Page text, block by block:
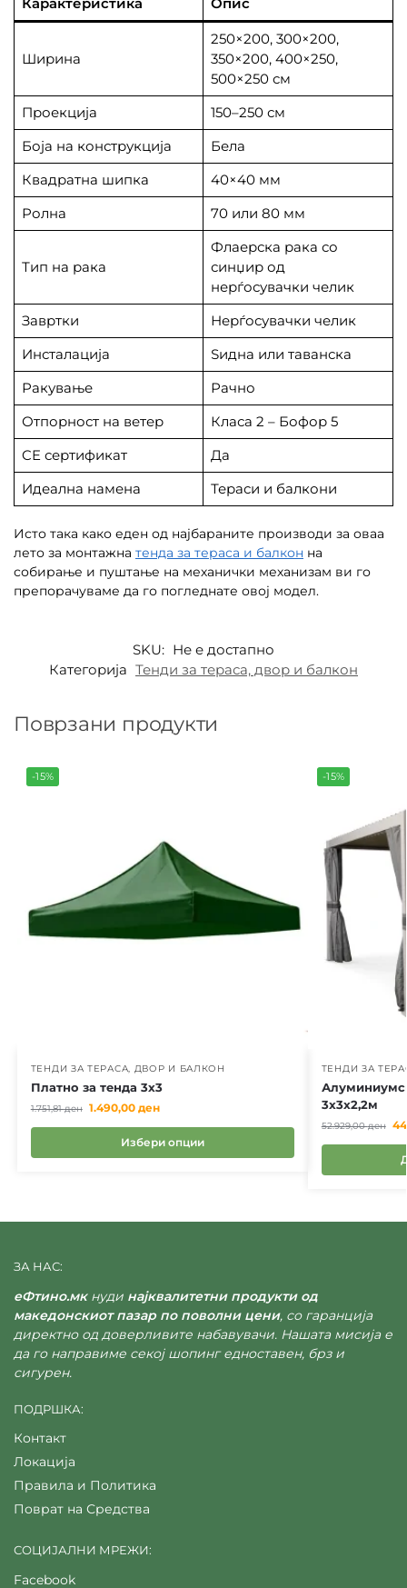
Ширина
250×200, 300×200,
350×200, 400×250,
500×250 см
Проекција
150–250 см
Боја на конструкција
Бела
Квадратна шипка
40×40 мм
Ролна
70 или 80 мм
Тип на рака
Флаерска рака со
синџир од
нерѓосувачки челик
Завртки
Нерѓосувачки челик
Инсталација
Ѕидна или таванска
Ракување
Рачно
Отпорност на ветер
Класа 2 – Бофор 5
CE сертификат
Да
Идеална намена
Тераси и балкони
Исто така како еден од најбараните производи за оваа
лето за монтажна тенда за тераса и балкон на
собирање и пуштање на механички механизам ви го
препорачуваме да го погледнате овој модел.
SKU: Не е достапно
Категорија Тенди за тераса, двор и балкон
Поврзани продукти
-15%
ТЕНДИ ЗА ТЕРАСА, ДВОР И БАЛКОН
Платно за тенда 3х3
1.751,81ден 1.490,00 ден
Избери опции
-15%
ТЕНДИ ЗА
3x3x2,2м
52.929,00ден
ЗА НАС:
еФтино.мкнуди најквалитетни продукти од
македонскиот пазар по поволни цени, со гаранција
директно од доверливите набавувачи. Нашата мисија е
да го направиме секој шопинг едноставен, брз и
сигурен.
ПОДРШКА:
Контакт
Локација
Правила и Политика
Поврат на Средства
СОЦИЈАЛНИ МРЕЖИ:
Facebook